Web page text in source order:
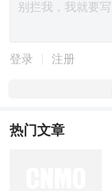
登录 注册
热门文章